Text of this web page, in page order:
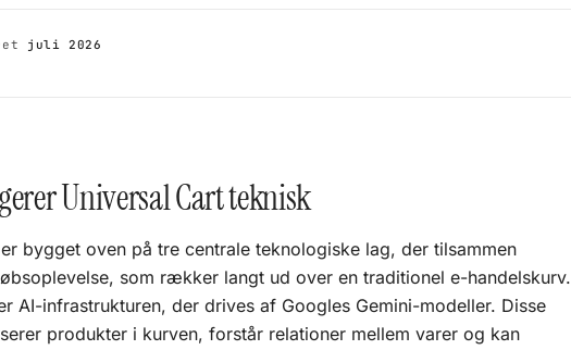
juli 2026
Universal Cart teknisk
bygget oven på tre centrale teknologiske lag, der tilsammen
som rækker langt ud over en traditionel e-handelskurv.
AI-infrastrukturen, der drives af Googles Gemini-modeller. Disse
produkter i kurven, forstår relationer mellem varer og kan